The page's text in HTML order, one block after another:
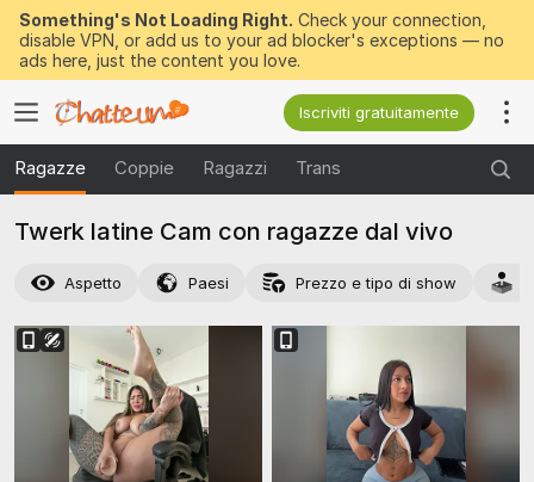
Something's Not Loading Right. Check your connection,
disable VPN, or add us to your ad blocker's exceptions — no
ads here, just the content you love.
Iscriviti gratuitamente
Ragazze Coppie Ragazzi Trans
Twerk latine Cam con ragazze dal vivo
Aspetto Paesi Prezzo e tipo di show